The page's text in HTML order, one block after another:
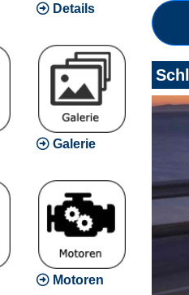
Details
Galerie
Motoren